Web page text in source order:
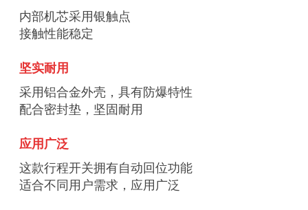
内部机芯采用银触点
接触性能稳定
坚实耐用
采用铝合金外壳，具有防爆特性
配合密封垫，坚固耐用
应用广泛
这款行程开关拥有自动回位功能
适合不同用户需求，应用广泛